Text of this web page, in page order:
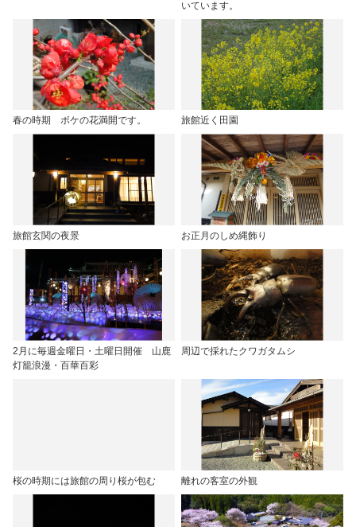
いています。
春の時期 ボケの花満開です。 旅館近く田園
旅館玄関の夜景 お正月のしめ縄飾り
2月に毎週金曜日・土曜日開催 山鹿
灯籠浪漫・百華百彩
周辺で採れたクワガタムシ
桜の時期には旅館の周り桜が包む 離れの客室の外観